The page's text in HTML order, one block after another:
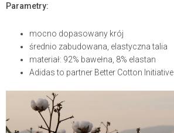
Parametry:
mocno dopasowany krój
średnio zabudowana, elastyczna talia
materiał: 92% bawełna, 8% elastan
Adidas to partner Better Cotton Initiative